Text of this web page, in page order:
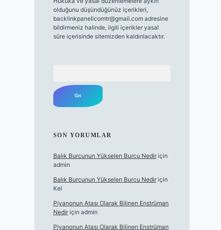
olduğunu düşündüğünüz içerikleri,
backlinkpanelicomtr@gmail.comadresine
bildirmeniz halinde, ilgili içerikler yasal
süre içerisinde sitemizden kaldırılacaktır.
SON YORUMLAR
Balık Burcunun Yükselen Burcu Nediriçin
admin
Balık Burcunun Yükselen Burcu Nediriçin
Kel
Piyanonun Atası Olarak Bilinen Enstrüman
Nediriçin admin
Piyanonun Atası Olarak Bilinen Enstrüman